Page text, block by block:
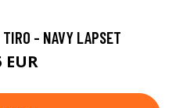
- NAVY LAPSET
EUR